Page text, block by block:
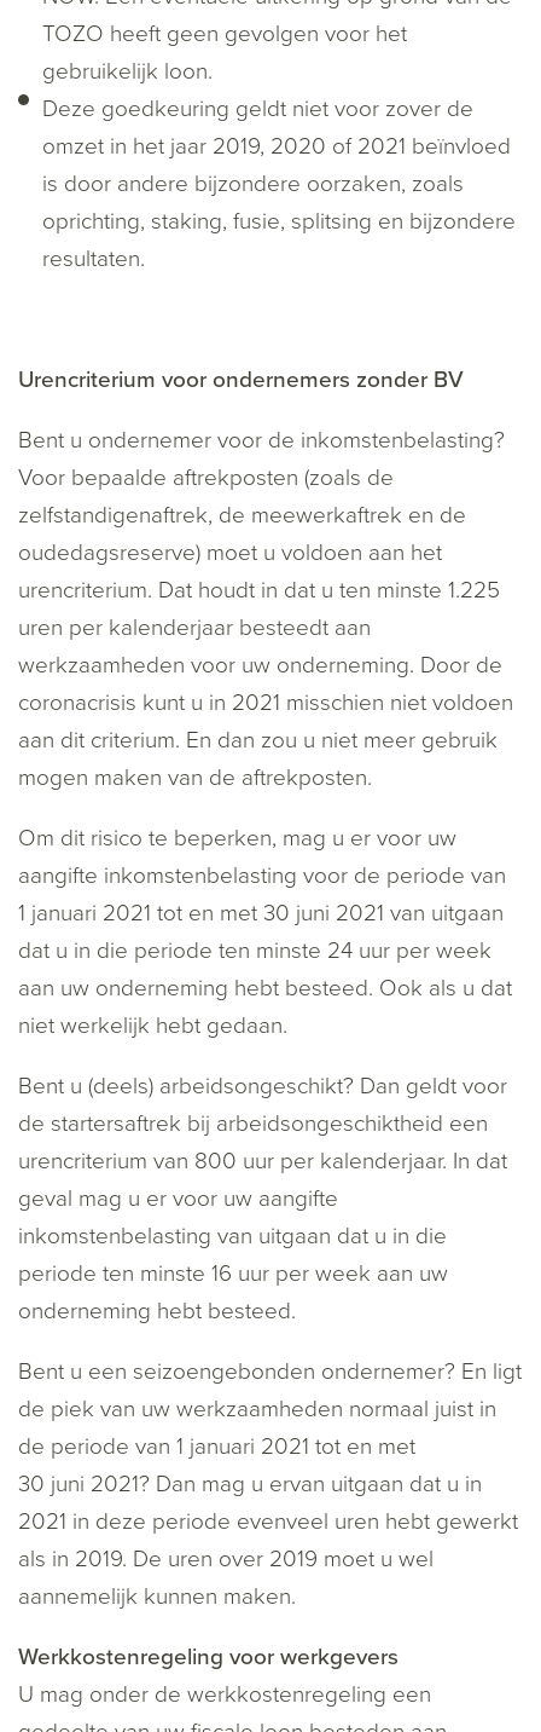
TOZO heeft geen gevolgen voor het
gebruikelijk loon.
Deze goedkeuring geldt niet voor zover de
omzet in het jaar 2019, 2020 of 2021 beïnvloed
is door andere bijzondere oorzaken, zoals
oprichting, staking, fusie, splitsing en bijzondere
resultaten.
Urencriterium voor ondernemers zonder BV
Bent u ondernemer voor de inkomstenbelasting?
Voor bepaalde aftrekposten (zoals de
zelfstandigenaftrek, de meewerkaftrek en de
oudedagsreserve) moet u voldoen aan het
urencriterium. Dat houdt in dat u ten minste 1.225
uren per kalenderjaar besteedt aan
werkzaamheden voor uw onderneming. Door de
coronacrisis kunt u in 2021 misschien niet voldoen
aan dit criterium. En dan zou u niet meer gebruik
mogen maken van de aftrekposten.
Om dit risico te beperken, mag u er voor uw
aangifte inkomstenbelasting voor de periode van
1 januari 2021 tot en met 30 juni 2021 van uitgaan
dat u in die periode ten minste 24 uur per week
aan uw onderneming hebt besteed. Ook als u dat
niet werkelijk hebt gedaan.
Bent u (deels) arbeidsongeschikt? Dan geldt voor
de startersaftrek bij arbeidsongeschiktheid een
urencriterium van 800 uur per kalenderjaar. In dat
geval mag u er voor uw aangifte
inkomstenbelasting van uitgaan dat u in die
periode ten minste 16 uur per week aan uw
onderneming hebt besteed.
Bent u een seizoengebonden ondernemer? En ligt
de piek van uw werkzaamheden normaal juist in
de periode van 1 januari 2021 tot en met
30 juni 2021? Dan mag u ervan uitgaan dat u in
2021 in deze periode evenveel uren hebt gewerkt
als in 2019. De uren over 2019 moet u wel
aannemelijk kunnen maken.
Werkkostenregeling voor werkgevers
U mag onder de werkkostenregeling een